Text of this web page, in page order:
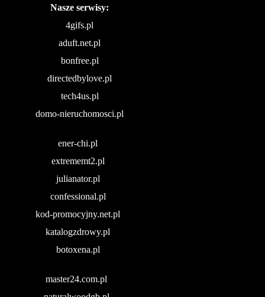
Nasze serwisy:
4gifs.pl
aduft.net.pl
bonfree.pl
directedbylove.pl
tech4us.pl
domo-nieruchomosci.pl
ener-chi.pl
extrememt2.pl
julianator.pl
confessional.pl
kod-promocyjny.net.pl
katalogzdrowy.pl
botoxena.pl
master24.com.pl